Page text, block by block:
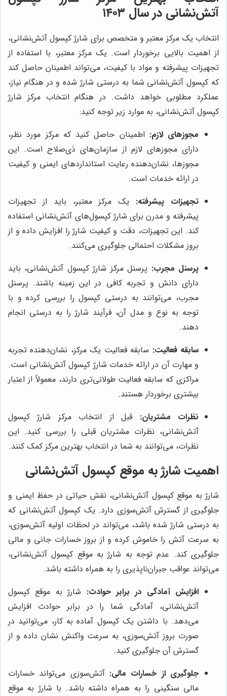
آتش‌نشانی در سال ۱۴۰۳
انتخاب یک مرکز معتبر و متخصص برای شارژ کپسول آتش‌نشانی،
از اهمیت بالایی برخوردار است. یک مرکز معتبر، با استفاده از
تجهیزات پیشرفته و مواد با کیفیت، می‌تواند اطمینان حاصل کند
که کپسول آتش‌نشانی شما به درستی شارژ شده و در هنگام نیاز،
عملکرد مطلوبی خواهد داشت. در هنگام انتخاب مرکز شارژ
کپسول آتش‌نشانی، به موارد زیر توجه کنید:
مجوزهای لازم: اطمینان حاصل کنید که مرکز مورد نظر،
دارای مجوزهای لازم از سازمان‌های ذی‌صلاح است. این
مجوزها، نشان‌دهنده رعایت استانداردهای ایمنی و کیفیت
در ارائه خدمات است.
تجهیزات پیشرفته: یک مرکز معتبر، باید از تجهیزات
پیشرفته و مدرن برای شارژ کپسول‌های آتش‌نشانی استفاده
کند. این تجهیزات، دقت و کیفیت شارژ را افزایش داده و از
بروز مشکلات احتمالی جلوگیری می‌کنند.
پرسنل مجرب: پرسنل مرکز شارژ کپسول آتش‌نشانی، باید
دارای دانش و تجربه کافی در این زمینه باشند. پرسنل
مجرب، می‌توانند به درستی کپسول را بررسی کرده و با
توجه به نوع و مدل آن، فرآیند شارژ را به درستی انجام
دهند.
سابقه فعالیت: سابقه فعالیت یک مرکز، نشان‌دهنده تجربه
و مهارت آن در ارائه خدمات شارژ کپسول آتش‌نشانی است.
مراکزی که سابقه فعالیت طولانی‌تری دارند، معمولاً از اعتبار
بیشتری برخوردار هستند.
نظرات مشتریان: قبل از انتخاب مرکز شارژ کپسول
آتش‌نشانی، نظرات مشتریان قبلی را بررسی کنید. این
نظرات، می‌توانند به شما در انتخاب بهترین مرکز کمک کنند.
اهمیت شارژ به موقع کپسول آتش‌نشانی
شارژ به موقع کپسول آتش‌نشانی، نقش حیاتی در حفظ ایمنی و
جلوگیری از گسترش آتش‌سوزی دارد. یک کپسول آتش‌نشانی که
به درستی شارژ شده باشد، می‌تواند در لحظات اولیه آتش‌سوزی،
به سرعت آتش را خاموش کرده و از بروز خسارات جانی و مالی
جلوگیری کند. عدم توجه به شارژ به موقع کپسول آتش‌نشانی،
می‌تواند عواقب جبران‌ناپذیری را به همراه داشته باشد.
افزایش آمادگی در برابر حوادث: شارژ به موقع کپسول
آتش‌نشانی، آمادگی شما را در برابر حوادث افزایش
می‌دهد. با داشتن یک کپسول آماده به کار، می‌توانید در
صورت بروز آتش‌سوزی، به سرعت واکنش نشان داده و از
گسترش آن جلوگیری کنید.
جلوگیری از خسارات مالی: آتش‌سوزی می‌تواند خسارات
مالی سنگینی را به همراه داشته باشد. با شارژ به موقع